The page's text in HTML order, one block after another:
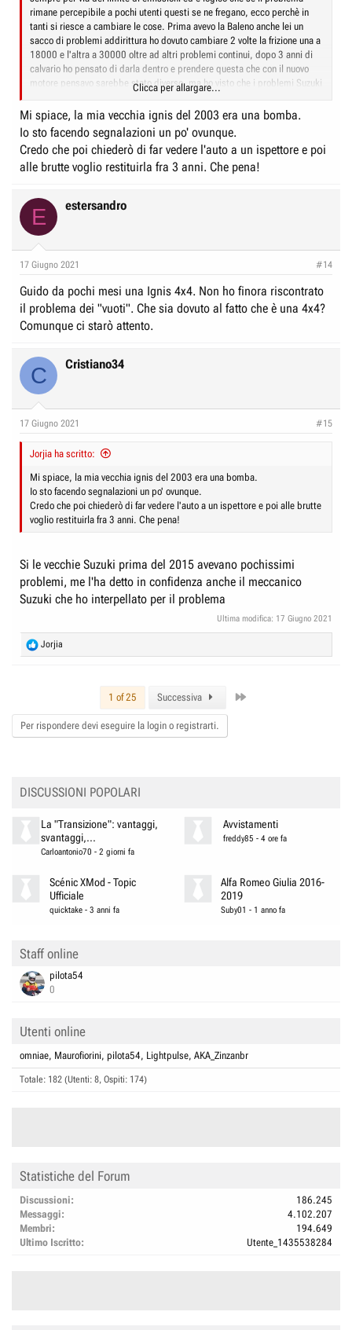
rimane percepibile a pochi utenti questi se ne fregano, ecco perchè in
tanti si riesce a cambiare le cose. Prima avevo la Baleno anche lei un
sacco di problemi addirittura ho dovuto cambiare 2 volte la frizione una a
18000 e l'altra a 30000 oltre ad altri problemi continui, dopo 3 anni di
calvario ho pensato di darla dentro e prendere questa che con il nuovo
motore pensavo sarebbe stato diverso, ma ho visto che i problemi Suzuki
sono all'ordine del giorno. Mi sono ripromesso che non acquisterò mai
più una Suzuki in vita mia a prescindere dalla sfortuna che ho avuto
personalmente...magari ad altri è andata meglio
Clicca per allargare...
Mi spiace, la mia vecchia ignis del 2003 era una bomba.
Io sto facendo segnalazioni un po' ovunque.
Credo che poi chiederò di far vedere l'auto a un ispettore e poi
alle brutte voglio restituirla fra 3 anni. Che pena!
E estersandro
17 Giugno 2021 #14
Guido da pochi mesi una Ignis 4x4. Non ho finora riscontrato
il problema dei "vuoti". Che sia dovuto al fatto che è una 4x4?
Comunque ci starò attento.
C Cristiano34
17 Giugno 2021 #15
Jorjia ha scritto:
Mi spiace, la mia vecchia ignis del 2003 era una bomba.
Io sto facendo segnalazioni un po' ovunque.
Credo che poi chiederò di far vedere l'auto a un ispettore e poi alle brutte
voglio restituirla fra 3 anni. Che pena!
Si le vecchie Suzuki prima del 2015 avevano pochissimi
problemi, me l'ha detto in confidenza anche il meccanico
Suzuki che ho interpellato per il problema
Ultima modifica: 17 Giugno 2021
R
e
o
n
Jorjia
1 of 25 Successiva
Per rispondere devi eseguire la login o registrarti.
DISCUSSIONI POPOLARI
La "Transizione": vantaggi,
svantaggi,...
Carloantonio70 - 2 giorni fa
Avvistamenti
freddy85 - 4 ore fa
Scénic XMod - Topic
Ufficiale
quicktake -3 anni fa
Alfa Romeo Giulia 2016-
2019
Suby01 - 1 anno fa
Staff online
pilota54
0
Utenti online
omniae Maurofiorini pilota54 Lightpulse AKA_Zinzanbr
Totale: 182 (Utenti: 8, Ospiti: 174)
Statistiche del Forum
Discussioni
186.245
Messaggi
4.102.207
Membri
194.649
Ultimo Iscritto
Utente_1435538284